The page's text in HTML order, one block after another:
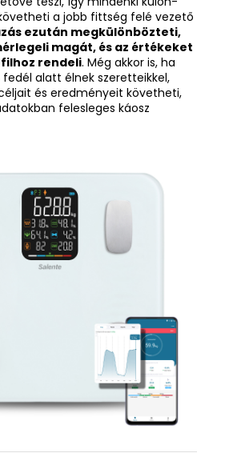
a jobb fittség felé vezető
ezután megkülönbözteti,
magát, és az értékeket
rendeli. Még akkor is, ha
alatt élnek szeretteikkel,
és eredményeit követheti,
felesleges káosz